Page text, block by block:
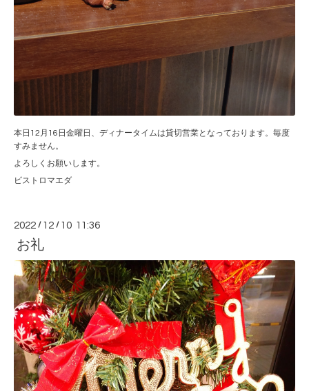
本日12月16日金曜日、ディナータイムは貸切営業となっております。毎度
すみません。
よろしくお願いします。
ビストロマエダ
2022 / 12 / 10 11:36
お礼